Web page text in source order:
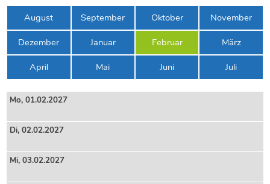
August September Oktober November
Dezember Januar Februar März
April Mai Juni Juli
Mo,01.02.2027
Di,02.02.2027
Mi,03.02.2027